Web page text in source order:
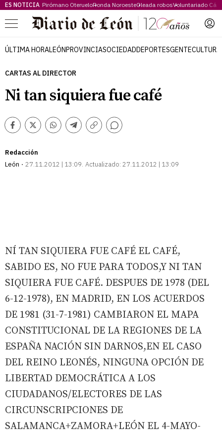
ES NOTICIA Pirómano OterueloRonda NoroesteOleada robosVoluntariado
Menú
ÚLTIMA HORALEÓNPROVINCIASOCIEDADDEPORTESGENTECULTURA
CARTAS AL DIRECTOR
Ni tan siquiera fue café
Facebook
TwitterWhatsappTelegram
Copiar
Comentarios
Redacción
León
27.11.2012 | 13:09 Actualizado: 27.11.2012 | 13:09
NÍ TAN SIQUIERA FUE CAFÉ EL CAFÉ,
SABIDO ES, NO FUE PARA TODOS,Y NI TAN
SIQUIERA FUE CAFÉ. DESPUES DE 1978 (DEL
6-12-1978), EN MADRID, EN LOS ACUERDOS
DE 1981 (31-7-1981) CAMBIARON EL MAPA
CONSTITUCIONAL DE LA REGIONES DE LA
ESPAÑA NACIÓN SIN DARNOS,EN EL CASO
DEL REINO LEONÉS, NINGUNA OPCIÓN DE
LIBERTAD DEMOCRÁTICA A LOS
CIUDADANOS/ELECTORES DE LAS
CIRCUNSCRIPCIONES DE
SALAMANCA+ZAMORA+LEÓN EL 4-MAYO-